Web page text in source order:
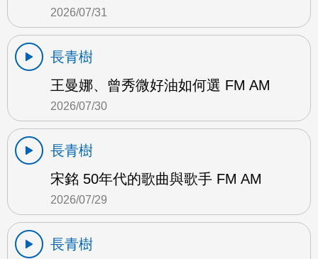
2026/07/31
長青樹
王曼娜、曾秀微好油如何選 FM AM
2026/07/30
長青樹
宋銘 50年代的歌曲與歌手 FM AM
2026/07/29
長青樹